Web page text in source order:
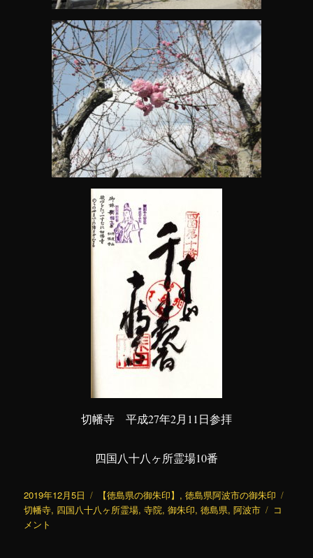
切幡寺 平成27年2月11日参拝
四国八十八ヶ所霊場10番
投
稿
日:
2019年12月5日
カ
テ
【徳島県の御朱印】 ,徳島県阿波市の御朱印
切幡寺, 四国八十八ヶ所霊場,寺院,御朱印,徳島県,阿波市
切
コ
メント